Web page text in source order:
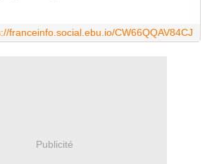
franceinfo.social.ebu.io/CW66QQAV84CJ
Publicité